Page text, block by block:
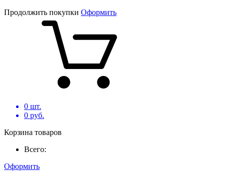
Продолжить покупки Оформить
0 шт.
0 руб.
Корзина товаров
Всего:
Оформить